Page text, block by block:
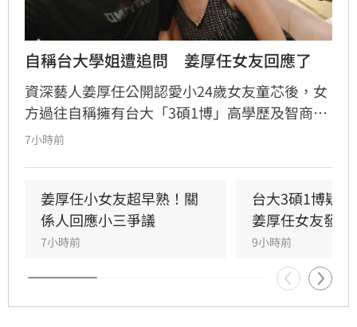
自稱台大學姐遭追問　姜厚任女友回應了
資深藝人姜厚任公開認愛小24歲女友童芯後，女
方過往自稱擁有台大「3碩1博」高學歷及智商
146等背景引發外界高度質疑。童芯日前於社群
件，導致話題持續發酵，網友針對其學歷真實性
仍存有諸多疑問。面對女友身陷輿論風波，姜厚
任展現力挺態度，笑稱兩人的戀情已像偵探片，
7小時前
姜厚任小女友超早熟！關
係人回應小三爭議
7小時前
台大3碩1博疑
姜厚任女友發聲
9小時前